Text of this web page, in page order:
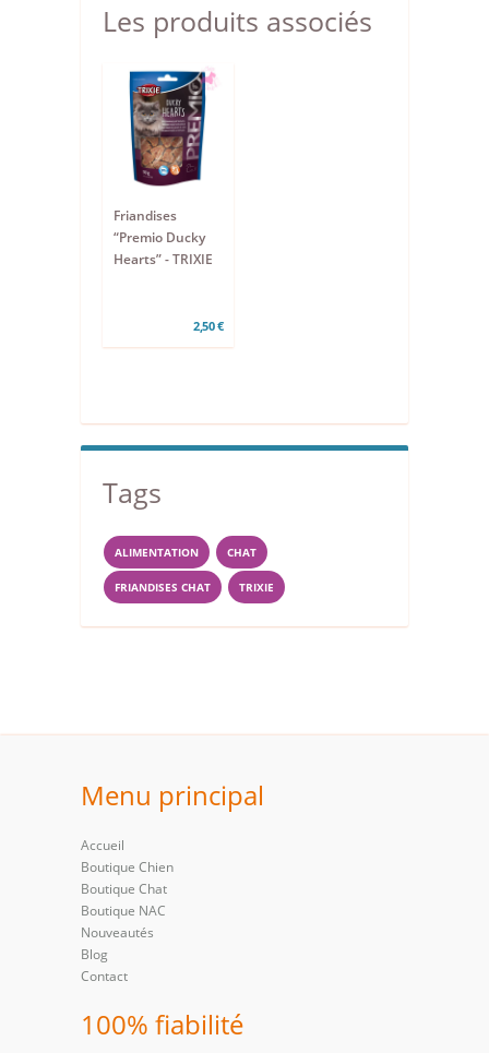
Les produits associés
Friandises
“Premio Ducky
Hearts” - TRIXIE
2,50 €
Tags
ALIMENTATION CHAT
FRIANDISES CHAT TRIXIE
Menu principal
Accueil
Boutique Chien
Boutique Chat
Boutique NAC
Nouveautés
Blog
Contact
100% fiabilité